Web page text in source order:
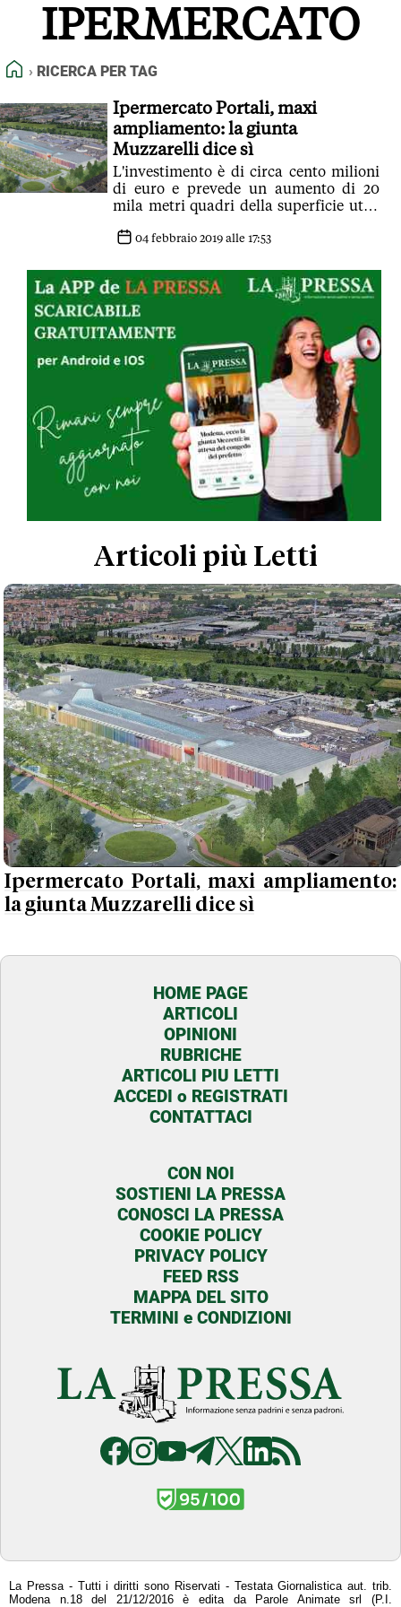
FEED RSS
NORMATIVE DEONTOLOGICHE
TERMINI e CONDIZIONI
IPERMERCATO
HOME
RICERCA PER TAG
Ipermercato Portali, maxi
ampliamento: la giunta
Muzzarelli dice sì
L'investimento è di circa cento milioni
di euro e prevede un aumento di 20
mila metri quadri della superficie utile
vendita
04 febbraio 2019 alle 17:53
Articoli più Letti
Ipermercato Portali, maxi ampliamento:
la giunta Muzzarelli dice sì
HOME PAGE
ARTICOLI
OPINIONI
RUBRICHE
ARTICOLI PIU LETTI
ACCEDI o REGISTRATI
CONTATTACI
CON NOI
SOSTIENI LA PRESSA
CONOSCI LA PRESSA
COOKIE POLICY
PRIVACY POLICY
FEED RSS
MAPPA DEL SITO
TERMINI e CONDIZIONI
La Pressa - Tutti i diritti sono Riservati - Testata Giornalistica aut. trib.
Modena n.18 del 21/12/2016 è edita da Parole Animate srl (P.I.